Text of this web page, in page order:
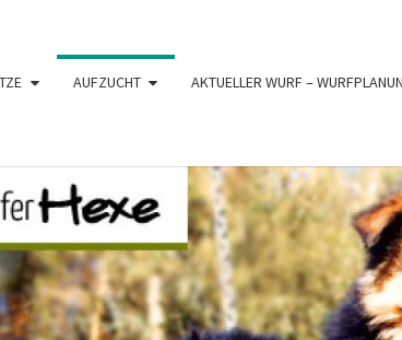
AUFZUCHT AKTUELLER WURF –